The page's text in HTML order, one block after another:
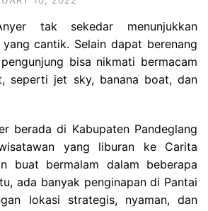
tak sekedar menunjukkan
cantik. Selain dapat berenang
bisa nikmati bermacam
seperti jet sky, banana boat, dan
berada di Kabupaten Pandeglang
yang liburan ke Carita
buat bermalam dalam beberapa
ada banyak penginapan di Pantai
lokasi strategis, nyaman, dan